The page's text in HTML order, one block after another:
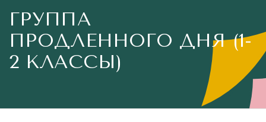
ГРУППА
ПРОДЛЕННОГО ДНЯ (1-
2 КЛАССЫ)